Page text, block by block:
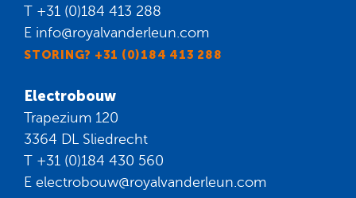
T +31 (0)184 413 288
E info@royalvanderleun.com
STORING? +31 (0)184 413 288
Electrobouw
Trapezium 120
3364 DL Sliedrecht
T +31 (0)184 430 560
E electrobouw@royalvanderleun.com